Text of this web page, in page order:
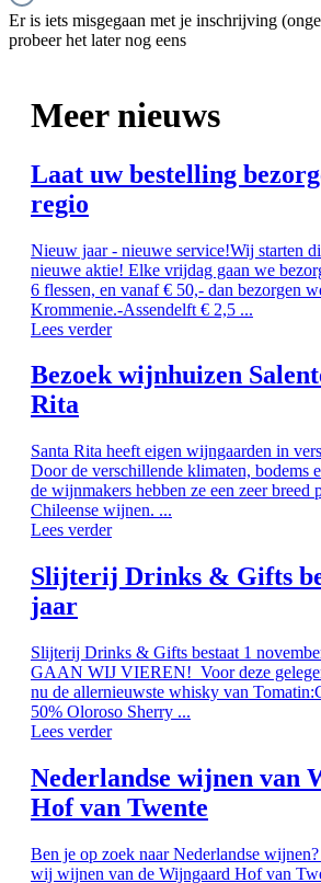
Er is iets misgegaan met je inschrijving
probeer het later nog eens
Meer nieuws
Laat uw bestelling
regio
Nieuw jaar - nieuwe service!Wij starten
nieuwe aktie! Elke vrijdag gaan we
6 flessen, en vanaf € 50,- dan bezorgen
Krommenie.-Assendelft € 2,5 ...
Lees verder
Bezoek wijnhuizen
Rita
Santa Rita heeft eigen wijngaarden in
Door de verschillende klimaten, bodems
de wijnmakers hebben ze een zeer breed
Chileense wijnen. ...
Lees verder
Slijterij Drinks & Gifts
jaar
Slijterij Drinks & Gifts bestaat 1
GAAN WIJ VIEREN! Voor deze
nu de allernieuwste whisky van
50% Oloroso Sherry ...
Lees verder
Nederlandse wijnen van
Hof van Twente
Ben je op zoek naar Nederlandse
wij wijnen van de Wijngaard Hof van